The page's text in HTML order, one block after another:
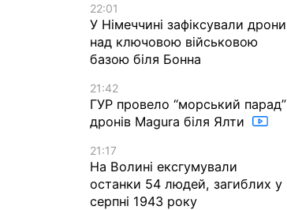
22:01
У Німеччині зафіксували дрони
над ключовою військовою
базою біля Бонна
21:42
ГУР провело “морський парад”
дронів Magura біля Ялти
21:17
На Волині ексгумували
останки 54 людей, загиблих у
серпні 1943 року